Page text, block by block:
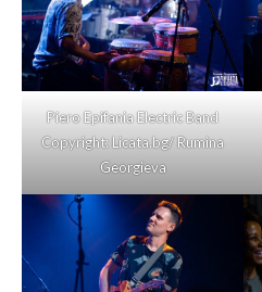
Piero Epifania Electric Band
Copyright: Licata.bg/ Rumina
Georgieva